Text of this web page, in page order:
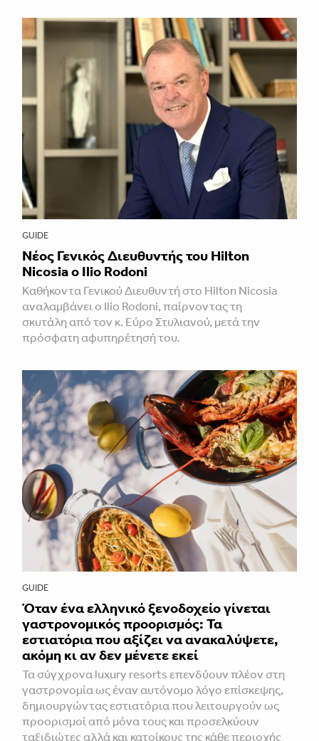
GUIDE
Νέος Γενικός Διευθυντής του Hilton
Nicosia ο Ilio Rodoni
Καθήκοντα Γενικού Διευθυντή στο Hilton Nicosia
αναλαμβάνει ο Ilio Rodoni, παίρνοντας τη
σκυτάλη από τον κ. Εύρο Στυλιανού, μετά την
πρόσφατη αφυπηρέτησή του.
GUIDE
Όταν ένα ελληνικό ξενοδοχείο γίνεται
γαστρονομικός προορισμός: Τα
εστιατόρια που αξίζει να ανακαλύψετε,
ακόμη κι αν δεν μένετε εκεί
Τα σύγχρονα luxury resorts επενδύουν πλέον στη
γαστρονομία ως έναν αυτόνομο λόγο επίσκεψης,
δημιουργώντας εστιατόρια που λειτουργούν ως
προορισμοί από μόνα τους και προσελκύουν
ταξιδιώτες αλλά και κατοίκους της κάθε περιοχής